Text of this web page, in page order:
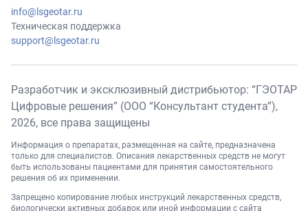
info@lsgeotar.ru
Техническая поддержка
support@lsgeotar.ru
Разработчик и эксклюзивный дистрибьютор: “ГЭОТАР
Цифровые решения” (ООО “Консультант студента”),
2026, все права защищены
Информация о препаратах, размещенная на сайте, предназначена
только для специалистов. Описания лекарственных средств не могут
быть использованы пациентами для принятия самостоятельного
решения об их применении.
Запрещено копирование любых инструкций лекарственных средств,
биологически активных добавок или иной информации с сайта